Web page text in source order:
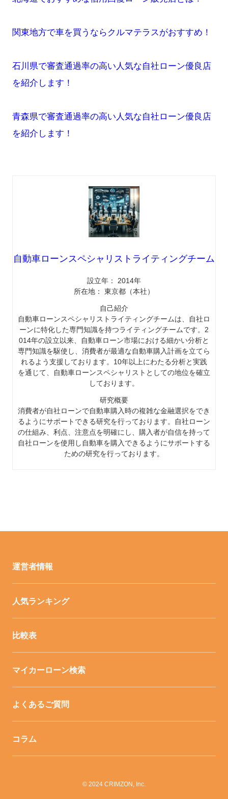
関東地方で車を買うならクルマテラスがおすすめ！
石川県で審査通過率の高い人気な自社ローン優良店
を紹介します！
青森県で審査通過率の高い人気な自社ローン優良店
を紹介します！
自動車ローンスペシャリストライティングチーム
設立年： 2014年
所在地： 東京都（本社）
自己紹介
自動車ローンスペシャリストライティングチームは、自社ロ
ーンに特化した専門知識を持つライティングチームです。2
014年の設立以来、自動車ローン市場における細かい分析と
専門知識を駆使し、消費者が最適な自動車購入計画を立てら
れるよう支援しております。10年以上にわたる分析と実践
を通じて、自動車ローンスペシャリストとしての地位を確立
しております。
研究概要
消費者が自社ローンで自動車購入時の複雑な金融選択をでき
るようにサポートできる研究を行っております。自社ローン
の仕組み、利点、注意点を明確にし、購入者が自信を持って
自社ローンを使用し自動車を購入できるようにサポートする
ための研究を行っております。
運営者情報
人気ランキング
比較表
マイカーローン検索
よくあるご質問
コラム
© 2024 CRIMZON, Inc.